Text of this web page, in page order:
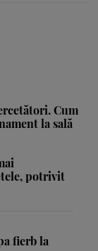
Cum
la sală
potrivit
fierb la